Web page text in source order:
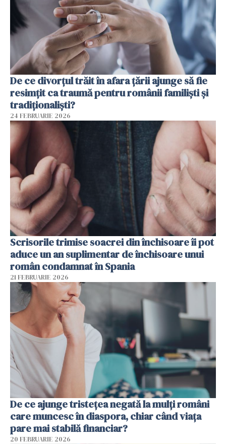
De ce divorțul trăit în afara țării ajunge să fie
resimțit ca traumă pentru românii familiști și
tradiționaliști?
24 FEBRUARIE 2026
Scrisorile trimise soacrei din închisoare îi pot
aduce un an suplimentar de închisoare unui
român condamnat în Spania
21 FEBRUARIE 2026
De ce ajunge tristețea negată la mulți români
care muncesc în diaspora, chiar când viața
pare mai stabilă financiar?
20 FEBRUARIE 2026